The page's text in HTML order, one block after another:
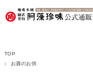
TOP
お酒のお供